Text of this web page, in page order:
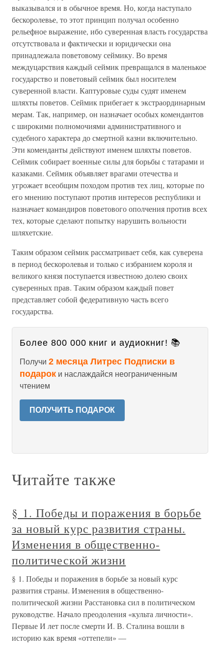
выказывался и в обычное время. Но, когда наступало
бескоролевье, то этот принцип получал особенно
рельефное выражение, ибо суверенная власть государства
отсутствовала и фактически и юридически она
принадлежала поветовому сеймику. Во время
междуцарствия каждый сеймик превращался в маленькое
государство и поветовый сеймик был носителем
суверенной власти. Каптуровые суды судят именем
шляхты поветов. Сеймик прибегает к экстраординарным
мерам. Так, например, он назначает особых комендантов
с широкими полномочиями административного и
судебного характера до смертной казни включительно.
Эти коменданты действуют именем шляхты поветов.
Сеймик собирает военные силы для борьбы с татарами и
казаками. Сеймик объявляет врагами отечества и
угрожает всеобщим походом против тех лиц, которые по
его мнению поступают против интересов республики и
назначает командиров поветового ополчения против всех
тех, которые сделают попытку нарушить вольности
шляхетские.
Таким образом сеймик рассматривает себя, как суверена
в период бескоролевья и только с избранием короля и
великого князя поступается известною долею своих
суверенных прав. Таким образом каждый повет
представляет собой федеративную часть всего
государства.
Более 800 000 книг и аудиокниг! 📚
Получи 2 месяца Литрес Подписки в
подарок и наслаждайся неограниченным
чтением
ПОЛУЧИТЬ ПОДАРОК
Читайте также
§ 1. Победы и поражения в борьбе
за новый курс развития страны.
Изменения в общественно-
политической жизни
§ 1. Победы и поражения в борьбе за новый курс
развития страны. Изменения в общественно-
политической жизни Расстановка сил в политическом
руководстве. Начало преодоления «культа личности».
Первые И лет после смерти И. В. Сталина вошли в
историю как время «оттепели» —